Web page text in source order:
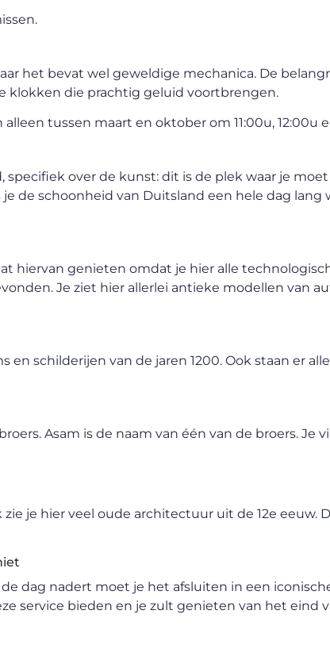
het bevat wel geweldige mechanica. De
klokken die prachtig geluid voortbrengen.
tussen maart en oktober om 11:00u, 12:00u
over de kunst: dit is de plek waar je moet
de schoonheid van Duitsland een hele dag lang
hiervan genieten omdat je hier alle
Je ziet hier allerlei antieke modellen van
schilderijen van de jaren 1200. Ook staan er
Asam is de naam van één van de broers. Je
je hier veel oude architectuur uit de 12e eeuw.
dag nadert moet je het afsluiten in een
service bieden en je zult genieten van het eind